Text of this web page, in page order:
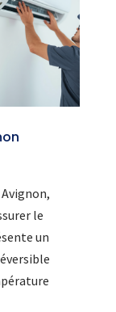
le
un